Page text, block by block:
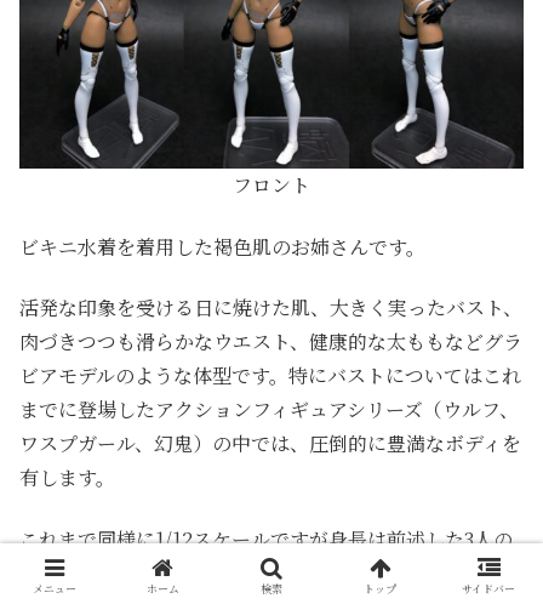
フロント
ビキニ水着を着用した褐色肌のお姉さんです。
活発な印象を受ける日に焼けた肌、大きく実ったバスト、
肉づきつつも滑らかなウエスト、健康的な太ももなどグラ
ビアモデルのような体型です。特にバストについてはこれ
までに登場したアクションフィギュアシリーズ（ウルフ、
ワスプガール、幻鬼）の中では、圧倒的に豊満なボディを
有します。
これまで同様に1/12スケールですが身長は前述した3人の
中で最も低いです。
メニュー ホーム 検索 トップ サイドバー